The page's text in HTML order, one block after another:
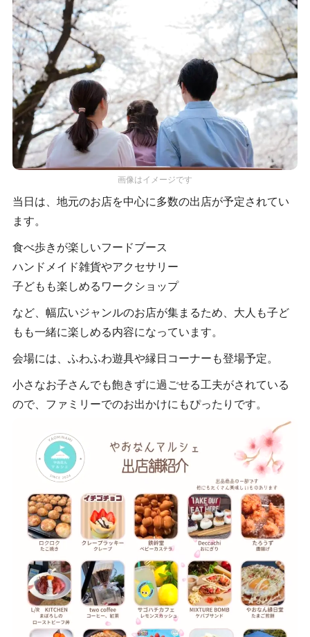
画像はイメージです
当日は、地元のお店を中心に多数の出店が予定されてい
ます。
食べ歩きが楽しいフードブース
ハンドメイド雑貨やアクセサリー
子どもも楽しめるワークショップ
など、幅広いジャンルのお店が集まるため、大人も子ど
もも一緒に楽しめる内容になっています。
会場には、ふわふわ遊具や縁日コーナーも登場予定。
小さなお子さんでも飽きずに過ごせる工夫がされている
ので、ファミリーでのお出かけにもぴったりです。